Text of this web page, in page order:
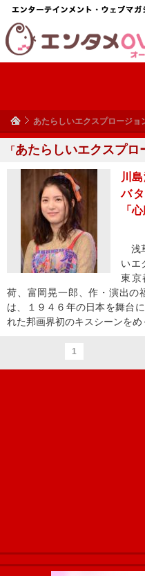
あたらしいエクスプロージョ
「あたらしいエクスプロ
川
バ
「
浅
いエ
東京
荷、富岡晃一郎、作・演出
は、１９４６年の日本を舞台
れた邦画界初のキスシーンをめ
1